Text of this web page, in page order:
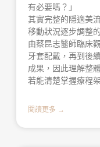
有必要嗎？」
其實完整的隱適美
移動狀況逐步調整
由蔡昆志醫師臨床
牙套配戴，再到後
成果，因此理解整
若能清楚掌握療程
閱讀更多 →